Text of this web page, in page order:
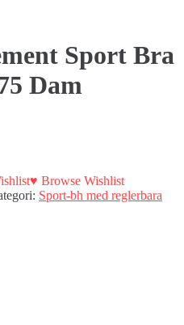
Sport Bra
Dam
♥ Browse Wishlist
Sport-bh med reglerbara